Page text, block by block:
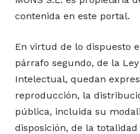
contenida en este portal.
En virtud de lo dispuesto
párrafo segundo, de la
Intelectual, quedan
reproducción, la
pública, incluida su
disposición, de la